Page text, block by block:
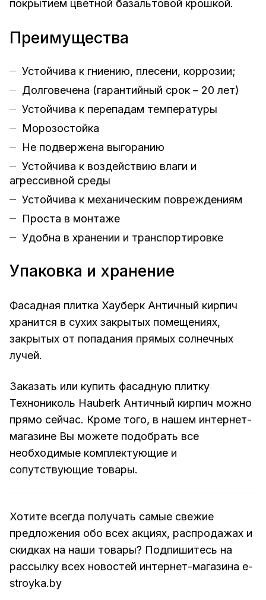
покрытием цветной базальтовой крошкой.
Преимущества
Устойчива к гниению, плесени, коррозии;
Долговечена (гарантийный срок – 20 лет)
Устойчива к перепадам температуры
Морозостойка
Не подвержена выгоранию
Устойчива к воздействию влаги и
агрессивной среды
Устойчива к механическим повреждениям
Проста в монтаже
Удобна в хранении и транспортировке
Упаковка и хранение
Фасадная плитка Хауберк Античный кирпич
хранится в сухих закрытых помещениях,
закрытых от попадания прямых солнечных
лучей.
Заказать или купить фасадную плитку
Технониколь Hauberk Античный кирпич можно
прямо сейчас. Кроме того, в нашем интернет-
магазине Вы можете подобрать все
необходимые комплектующие и
сопутствующие товары.
Хотите всегда получать самые свежие
предложения обо всех акциях, распродажах и
скидках на наши товары? Подпишитесь на
рассылку всех новостей интернет-магазина e-
stroyka.by